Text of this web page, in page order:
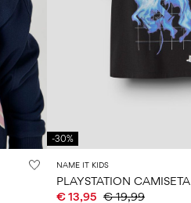
-30%
NAME IT KIDS
PLAYSTATION CAMISETA
€ 13,95 € 19,99